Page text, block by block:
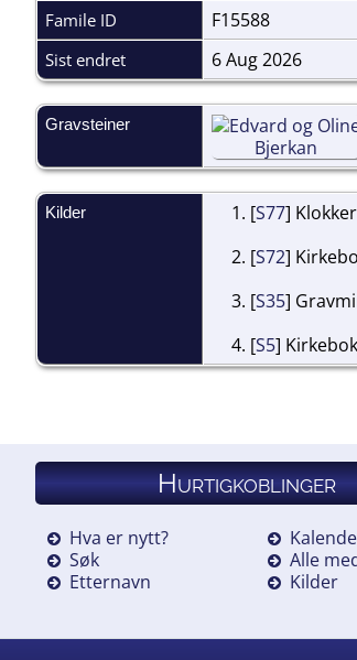
Famile ID F15588
Sist endret 6 Aug 2026
Gravsteiner
Kilder [S77]
[S72]
[S35]
[S5]
Hurtigkoblinger
Hva er nytt?
Søk
Etternavn
Alle
Kilder